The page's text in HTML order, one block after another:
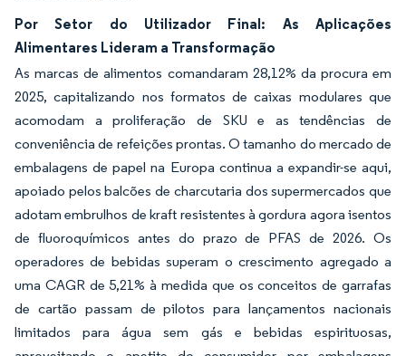
Por Setor do Utilizador Final: As Aplicações
Alimentares Lideram a Transformação
As marcas de alimentos comandaram 28,12% da procura em
2025, capitalizando nos formatos de caixas modulares que
acomodam a proliferação de SKU e as tendências de
conveniência de refeições prontas. O tamanho do mercado de
embalagens de papel na Europa continua a expandir-se aqui,
apoiado pelos balcões de charcutaria dos supermercados que
adotam embrulhos de kraft resistentes à gordura agora isentos
de fluoroquímicos antes do prazo de PFAS de 2026. Os
operadores de bebidas superam o crescimento agregado a
uma CAGR de 5,21% à medida que os conceitos de garrafas
de cartão passam de pilotos para lançamentos nacionais
limitados para água sem gás e bebidas espirituosas,